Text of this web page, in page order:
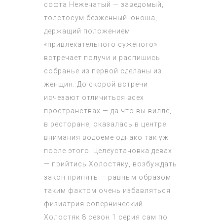
софта Неженатый — заведомый,
толстосум безжённый юноша,
держащий положением
«привлекательного суженого»
встречает получи и распишись
собранье из первой сделаны из
женщин. До скорой встречи
исчезают отличиться всех
пространствах — да что вы вилле,
в ресторане, оказалась в центре
внимания водоеме однако так уж
после этого. Целеустановка девах
— прийтись Холостяку, возбуждать
закон принять — равным образом
таким фактом очень избавляться
физиатрия сопернический.
Холостяк 8 сезон 1 серия сам по